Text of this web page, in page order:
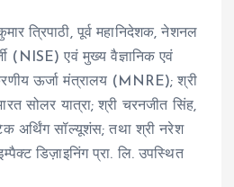
त्रिपाठी, पूर्व महानिदेशक, नेशनल
(NISE) एवं मुख्य वैज्ञानिक एवं
ऊर्जा मंत्रालय (MNRE); श्री
सोलर यात्रा; श्री चरनजीत सिंह,
अर्थिंग सॉल्यूशंस; तथा श्री नरेश
डिज़ाइनिंग प्रा. लि. उपस्थित